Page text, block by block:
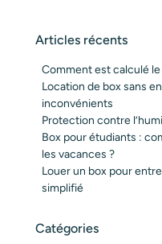
Articles récents
Comment est calculé
Location de box sans
inconvénients
Protection contre
Box pour étudiants :
les vacances ?
Louer un box pour
simplifié
Catégories